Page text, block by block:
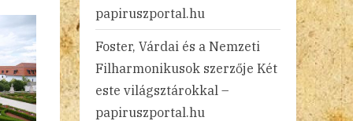
papiruszportal.hu
Foster, Várdai és a Nemzeti
Filharmonikusok szerzője Két
este világsztárokkal –
papiruszportal.hu